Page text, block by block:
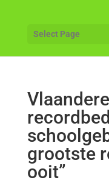
Select Page
grootste
ooit”